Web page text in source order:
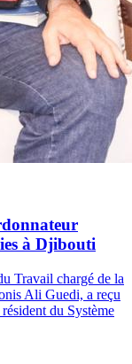
à Djibouti
Travail chargé de la
Ali Guedi, a reçu
du Système